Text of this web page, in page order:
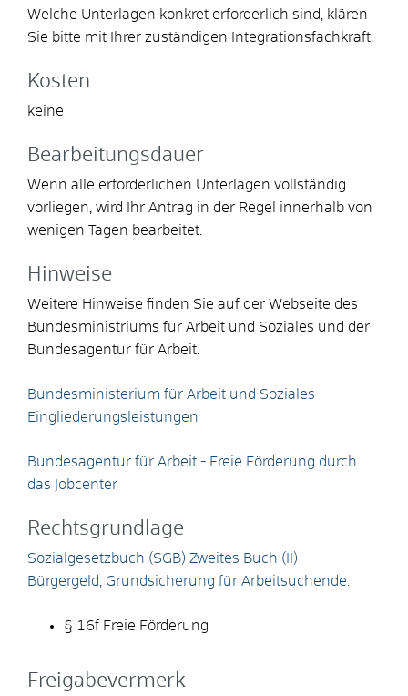
Welche Unterlagen konkret erforderlich sind, klären
Sie bitte mit Ihrer zuständigen Integrationsfachkraft.
Kosten
keine
Bearbeitungsdauer
Wenn alle erforderlichen Unterlagen vollständig
vorliegen, wird Ihr Antrag in der Regel innerhalb von
wenigen Tagen bearbeitet.
Hinweise
Weitere Hinweise finden Sie auf der Webseite des
Bundesministriums für Arbeit und Soziales und der
Bundesagentur für Arbeit.
Bundesministerium für Arbeit und Soziales -
Eingliederungsleistungen
Bundesagentur für Arbeit - Freie Förderung durch
das Jobcenter
Rechtsgrundlage
Sozialgesetzbuch (SGB) Zweites Buch (II) -
Bürgergeld, Grundsicherung für Arbeitsuchende:
§ 16f Freie Förderung
Freigabevermerk